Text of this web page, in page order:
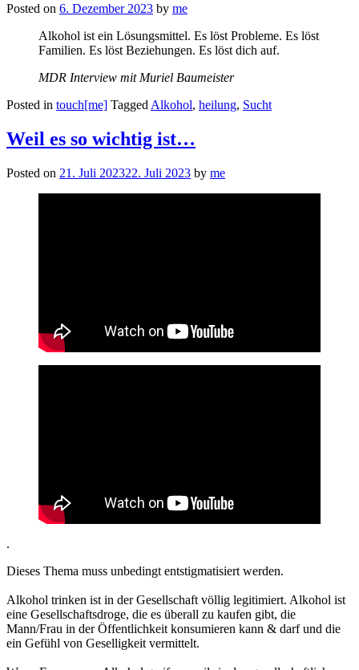
Posted on 6. Dezember 2023 by me
Alkohol ist ein Lösungsmittel. Es löst Probleme. Es löst
Familien. Es löst Beziehungen. Es löst dich auf.
MDR Interview mit Muriel Baumeister
Posted in touch[me] Tagged Alkohol, heilung, Sucht
Weil es so wichtig ist…
Posted on 21. Juli 202322. Juli 2023 by me
.
Dieses Thema muss unbedingt entstigmatisiert werden.
Alkohol trinken ist in der Gesellschaft völlig legitimiert. Alkohol ist
eine Gesellschaftsdroge, die es überall zu kaufen gibt, die
Mann/Frau in der Öffentlichkeit konsumieren kann & darf und die
ein Gefühl von Geselligkeit vermittelt.